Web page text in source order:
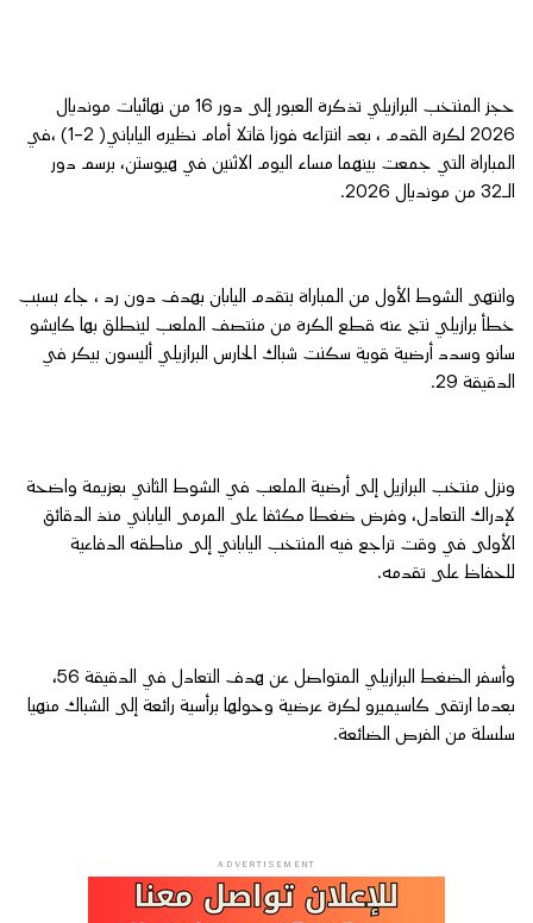
حجز المنتخب البرازيلي تذكرة العبور إلى دور 16 من نهائيات مونديال
2026 لكرة القدم ، بعد انتزاعه فوزا قاتلا أمام نظيره الياباني( 2-1) ،في
المباراة التي جمعت بينهما مساء اليوم الاثنين في هيوستن، برسم دور
الـ32 من مونديال 2026.
وانتهى الشوط الأول من المباراة بتقدم اليابان بهدف دون رد ، جاء بسبب
خطأ برازيلي نتج عنه قطع الكرة من منتصف الملعب لينطلق بها كايشو
سانو وسدد أرضية قوية سكنت شباك الحارس البرازيلي أليسون بيكر في
الدقيقة 29.
ونزل منتخب البرازيل إلى أرضية الملعب في الشوط الثاني بعزيمة واضحة
لإدراك التعادل، وفرض ضغطا مكثفا على المرمى الياباني منذ الدقائق
الأولى في وقت تراجع فيه المنتخب الياباني إلى مناطقه الدفاعية
للحفاظ على تقدمه.
وأسفر الضغط البرازيلي المتواصل عن هدف التعادل في الدقيقة 56،
بعدما ارتقى كاسيميرو لكرة عرضية وحولها برأسية رائعة إلى الشباك منهيا
سلسلة من الفرص الضائعة.
ADVERTISEMENT